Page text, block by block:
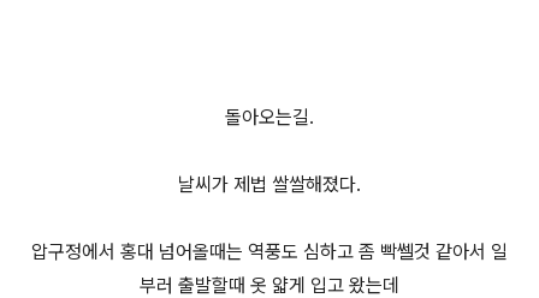
돌아오는길.
날씨가 제법 쌀쌀해졌다.
압구정에서 홍대 넘어올때는 역풍도 심하고 좀 빡쎌것 같아서 일
부러 출발할때 옷 얇게 입고 왔는데